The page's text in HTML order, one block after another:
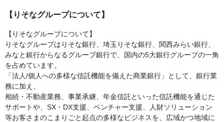
【りそなグループについて】
【りそなグループについて】
りそなグループはりそな銀行、埼玉りそな銀行、関西みらい銀行、
みなと銀行からなるグループ銀行で、国内の5大銀行グループの一角
を占めています。
「法人/個人への多様な信託機能を備えた商業銀行」として、銀行業
務に加え、
相続・不動産業務、事業承継、年金信託といった信託機能を通じた
サポートや、SX・DX支援、ベンチャー支援、人財ソリューション
等お客さまのこまりごと起点の多様なビジネスを、広域かつ地域に